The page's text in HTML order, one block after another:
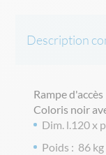
Description
Rampe
Coloris noir
Dim. l.120 x
Poids : 86 kg